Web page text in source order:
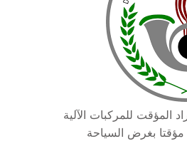
المؤقت للمركبات الآلية
مؤقتا بغرض السياحة